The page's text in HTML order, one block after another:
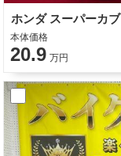
本体価格
20.9 万円